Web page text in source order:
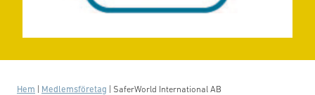
Hem Medlemsföretag SaferWorld International AB